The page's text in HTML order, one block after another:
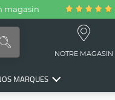
magasin
NOTRE MAGASIN
MARQUES